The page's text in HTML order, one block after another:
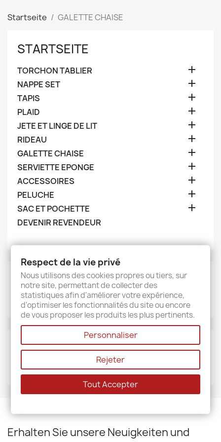
Startseite GALETTE CHAISE
STARTSEITE
TORCHON TABLIER 
NAPPE SET 
TAPIS 
PLAID 
JETE ET LINGE DE LIT 
RIDEAU 
GALETTE CHAISE 
SERVIETTE EPONGE 
ACCESSOIRES 
PELUCHE 
SAC ET POCHETTE 
DEVENIR REVENDEUR
MARKEN
Sud étoffe
LIEFERANTEN
Erhalten Sie unsere Neuigkeiten und
Respect de la vie privé
Nous utilisons des cookies propres ou tiers, sur
notre site, permettant de collecter des
statistiques afin d'améliorer votre expérience,
d'optimiser les fonctionnalités du site ou encore
de vous proposer les produits les plus pertinents.
Personnaliser
Rejeter
Tout Accepter